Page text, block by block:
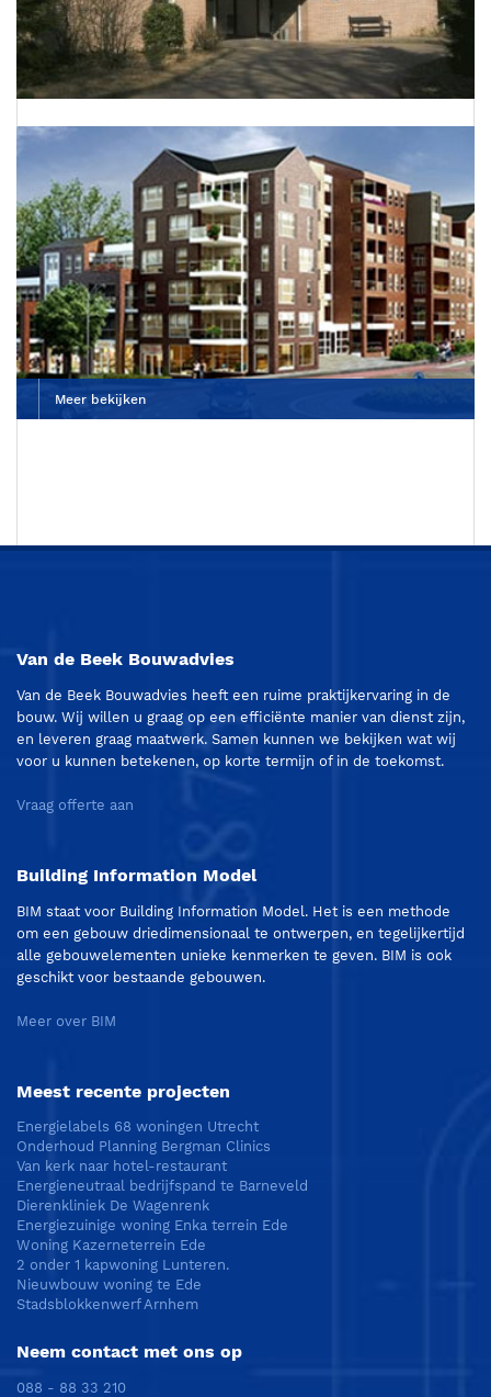
Meer bekijken
Van de Beek Bouwadvies
Van de Beek Bouwadvies heeft een ruime praktijkervaring in de
bouw. Wij willen u graag op een efficiënte manier van dienst zijn,
en leveren graag maatwerk. Samen kunnen we bekijken wat wij
voor u kunnen betekenen, op korte termijn of in de toekomst.
Vraag offerte aan
Building Information Model
BIM staat voor Building Information Model. Het is een methode
om een gebouw driedimensionaal te ontwerpen, en tegelijkertijd
alle gebouwelementen unieke kenmerken te geven. BIM is ook
geschikt voor bestaande gebouwen.
Meer over BIM
Meest recente projecten
Energielabels 68 woningen Utrecht
Onderhoud Planning Bergman Clinics
Van kerk naar hotel-restaurant
Energieneutraal bedrijfspand te Barneveld
Dierenkliniek De Wagenrenk
Energiezuinige woning Enka terrein Ede
Woning Kazerneterrein Ede
2 onder 1 kapwoning Lunteren.
Nieuwbouw woning te Ede
Stadsblokkenwerf Arnhem
Neem contact met ons op
088 - 88 33 210